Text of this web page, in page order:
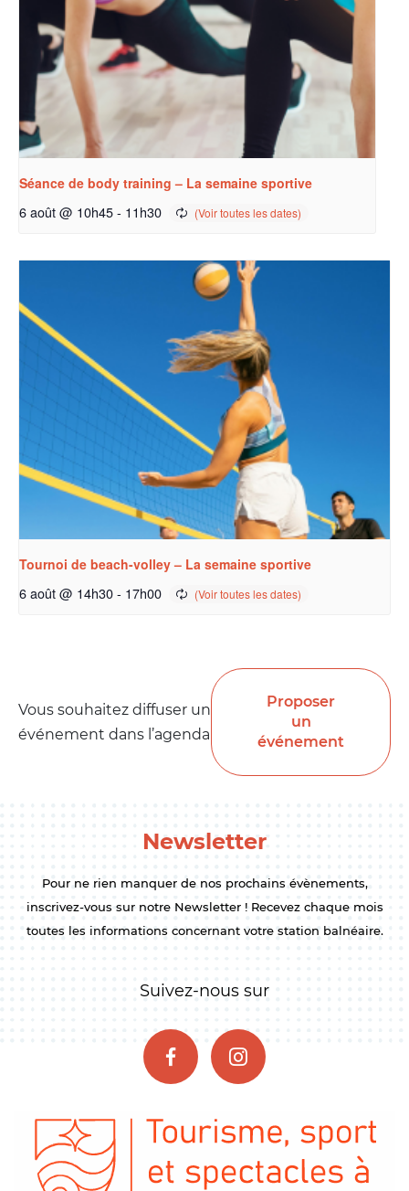
Séance de body training – La semaine sportive
6 août @ 10h45- 11h30
Tournoi de beach-volley – La semaine sportive
6 août @ 14h30- 17h00
Vous souhaitez diffuser un
événement dans l’agenda
Proposer
un
événement
Newsletter
Pour ne rien manquer de nos prochains évènements,
inscrivez-vous sur notre Newsletter ! Recevez chaque mois
toutes les informations concernant votre station balnéaire.
Suivez-nous sur